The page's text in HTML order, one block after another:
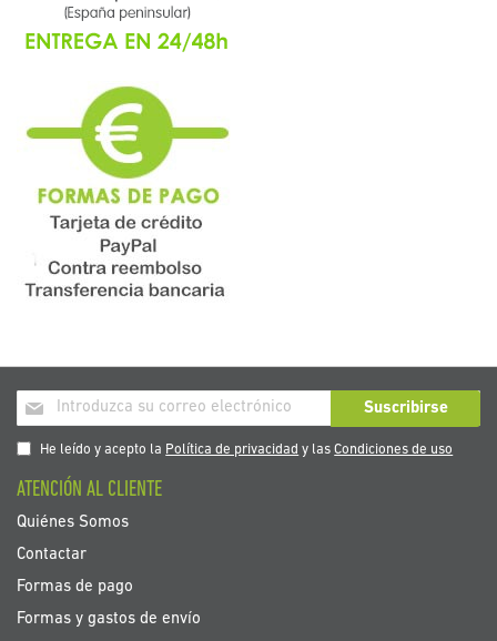
Inscríbase
a
nuestro
de
noticias:
Suscribirse
He leído y acepto la Política de privacidad y lasCondiciones de uso
ATENCIÓN AL CLIENTE
Quiénes Somos
Contactar
Formas de pago
Formas y gastos de envío